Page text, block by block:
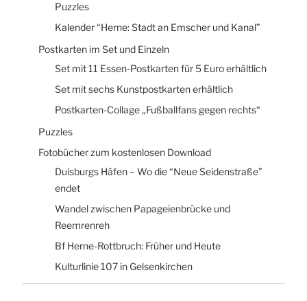
Puzzles
Kalender “Herne: Stadt an Emscher und Kanal”
Postkarten im Set und Einzeln
Set mit 11 Essen-Postkarten für 5 Euro erhältlich
Set mit sechs Kunstpostkarten erhältlich
Postkarten-Collage „Fußballfans gegen rechts“
Puzzles
Fotobücher zum kostenlosen Download
Duisburgs Häfen – Wo die “Neue Seidenstraße”
endet
Wandel zwischen Papageienbrücke und
Reemrenreh
Bf Herne-Rottbruch: Früher und Heute
Kulturlinie 107 in Gelsenkirchen